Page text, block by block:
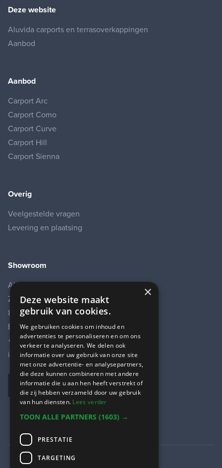
Deze website
Aluvida carports en terrasoverkappingen
Aanbod
Aanbod
Carport Arc
Carport Como
Carport Curve
Carport Hill
Carport Sienna
Overig
Veelgestelde vragen
Levering en plaatsing
Showroom
Aluvida
Zwaaikomstraat 22
8800 Roeselare
BE0777.352.654
+32 (0)478 706 215
info@aluvida.eu
Openingsuren
×
Deze website maakt
gebruik van cookies.
We gebruiken cookies om inhoud en
advertenties te personaliseren en om ons
verkeer te analyseren. We delen ook
informatie over uw gebruik van onze site
met onze advertentie- en analysepartners,
die deze kunnen combineren met andere
informatie die u aan hen heeft verstrekt of
die zij hebben verzameld door uw gebruik
van hun diensten. Lees verder
TOON ALLE PARTNERS (1603) →
PRESTATIE
TARGETING